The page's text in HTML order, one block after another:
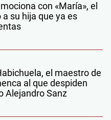
con «María», el
su hija que ya es
el maestro de
al que despiden
Alejandro Sanz